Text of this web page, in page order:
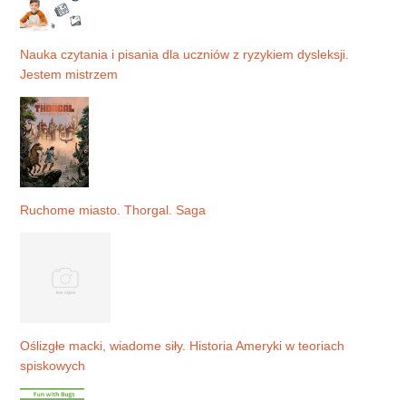
Nauka czytania i pisania dla uczniów z ryzykiem dysleksji.
Jestem mistrzem
Ruchome miasto. Thorgal. Saga
Oślizgłe macki, wiadome siły. Historia Ameryki w teoriach
spiskowych